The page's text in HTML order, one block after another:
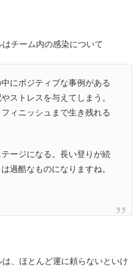
チーム内の感染について
にポジティブな事例がある
ストレスを与えてしまう。
ィニッシュまで生き残れる
ージになる。長い登りが続
過酷なものになりますね。
、ほとんど運に頼らないといけ